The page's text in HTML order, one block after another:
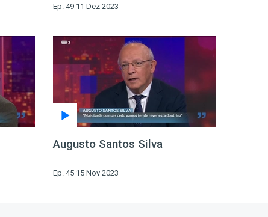
Ep. 49 11 Dez 2023
Augusto Santos Silva
Ep. 45 15 Nov 2023